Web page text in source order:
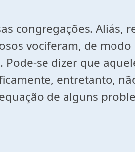
congregações. Aliás,
vociferam, de modo
se dizer que
entretanto,
de alguns